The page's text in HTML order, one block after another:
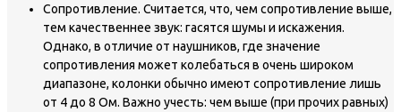
Сопротивление. Считается, что, чем сопротивление выше,
тем качественнее звук: гасятся шумы и искажения.
Однако, в отличие от наушников, где значение
сопротивления может колебаться в очень широком
диапазоне, колонки обычно имеют сопротивление лишь
от 4 до 8 Ом. Важно учесть: чем выше (при прочих равных)